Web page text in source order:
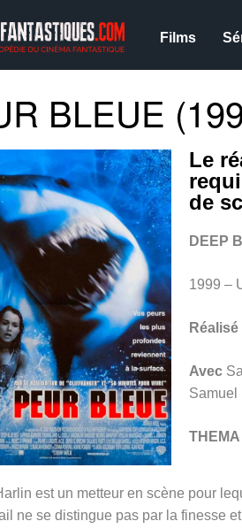
Films
BLEUE
Le
de
DEEP
1999 –
Avec
Samuel
THEMA
est un metteur en scène pour
ne se distingue pas par la finesse